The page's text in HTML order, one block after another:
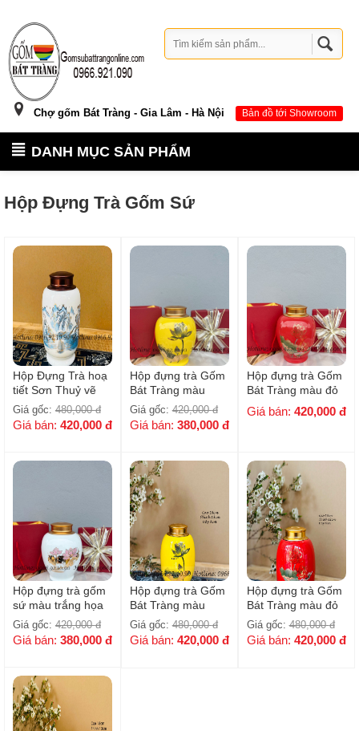
Chợ gốm Bát Tràng - Gia Lâm - Hà Nội Bản đồ tới Showroom
DANH MỤC SẢN PHẨM
Hộp Đựng Trà Gốm Sứ
Hộp Đựng Trà hoạ
tiết Sơn Thuỷ vẽ
vàng
Giá gốc: 480,000 đ
Giá bán: 420,000 đ
Hộp đựng trà Gốm
Bát Tràng màu
vàng họa tiết hoa
sen - HKH006
Giá gốc:420,000 đ
Giá bán: 380,000 đ
Hộp đựng trà Gốm
Bát Tràng màu đỏ
họa tiết hoa sen -
HKH005
Giá bán: 420,000 đ
Hộp đựng trà gốm
sứ màu trắng họa
tiết hoa sen hồng -
HKH004
Giá gốc: 420,000 đ
Giá bán: 380,000 đ
Hộp đựng trà Gốm
Bát Tràng màu
vàng họa tiết hoa
Sen - HKH003
Giá gốc:480,000 đ
Giá bán: 420,000 đ
Hộp đựng trà Gốm
Bát Tràng màu đỏ
họa tiết hoa sen -
HKH002
Giá gốc:480,000 đ
Giá bán: 420,000 đ